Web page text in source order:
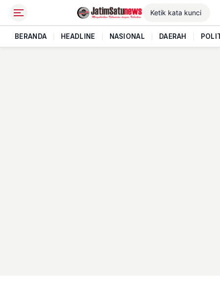
BERANDA HEADLINE NASIONAL DAERAH